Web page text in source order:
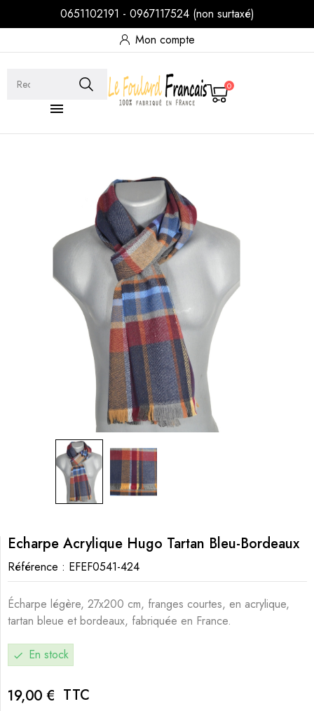
0651102191 - 0967117524 (non surtaxé)
Mon compte

0
Echarpe Acrylique Hugo Tartan Bleu-Bordeaux
Référence : EFEF0541-424
Écharpe légère, 27x200 cm, franges courtes, en acrylique,
tartan bleue et bordeaux, fabriquée en France.
check En stock
19,00 € TTC